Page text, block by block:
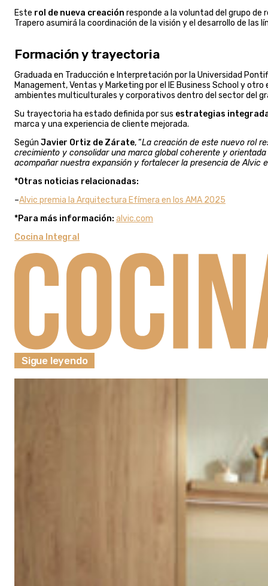
Este rol de nueva creación responde a la voluntad del grupo
Trapero asumirá la coordinación de la visión y el desarrollo de las
Formación y trayectoria
Graduada en Traducción e Interpretación por la Universidad
Management, Ventas y Marketing por el IE Business School y otro
ambientes multiculturales y corporativos dentro del sector del
Su trayectoria ha estado definida por sus estrategias
marca y una experiencia de cliente mejorada.
Según Javier Ortiz de Zárate, “La creación de este nuevo rol
crecimiento y consolidar una marca global coherente y
acompañar nuestra expansión y fortalecer la presencia de Alvic
*Otras noticias relacionadas:
–Alvic premia la Arquitectura Efímera en los AMA 2025
*Para más información: alvic.com
Cocina Integral
Sigue leyendo